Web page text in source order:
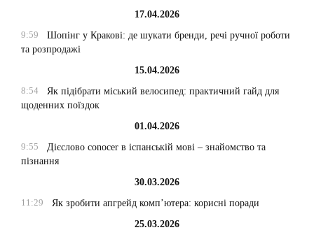
17.04.2026
9:59
Шопінг у Кракові: де шукати бренди, речі ручної роботи
та розпродажі
15.04.2026
8:54
Як підібрати міський велосипед: практичний гайд для
щоденних поїздок
01.04.2026
9:55
Дієслово conocer в іспанській мові – знайомство та
пізнання
30.03.2026
11:29
Як зробити апгрейд комп’ютера: корисні поради
25.03.2026